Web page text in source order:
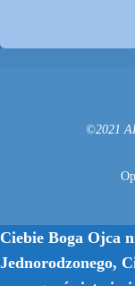
©2021
Ciebie Boga Ojca
Jednorodzonego,